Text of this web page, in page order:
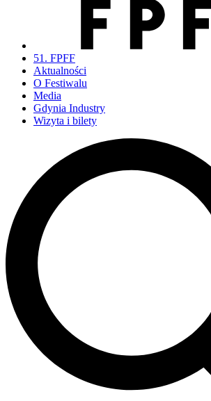
51. FPFF
Aktualności
O Festiwalu
Media
Gdynia Industry
Wizyta i bilety